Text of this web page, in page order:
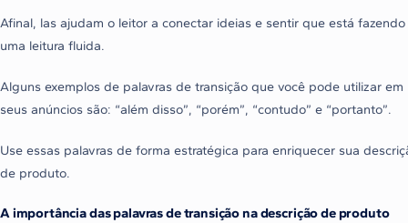
Afinal, las ajudam o leitor a conectar ideias e sentir que está fazendo
uma leitura fluida.
Alguns exemplos de palavras de transição que você pode utilizar em
seus anúncios são: “além disso”, “porém”, “contudo” e “portanto”.
Use essas palavras de forma estratégica para enriquecer sua
de produto.
A importância das palavras de transição na descrição de produto